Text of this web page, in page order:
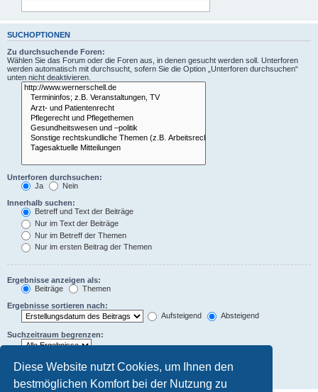
Diese Website nutzt Cookies, um Ihnen den
bestmöglichen Komfort bei der Nutzung zu
SUCHOPTIONEN
Zu durchsuchende Foren:
Wählen Sie das Forum oder die Foren aus, in denen gesucht werden soll. Unterforen
werden automatisch mit durchsucht, sofern Sie die Option „Unterforen durchsuchen“
unten nicht deaktivieren.
Unterforen durchsuchen:
Ja
Nein
Innerhalb suchen:
Betreff und Text der Beiträge
Nur im Text der Beiträge
Nur im Betreff der Themen
Nur im ersten Beitrag der Themen
Ergebnisse anzeigen als:
Beiträge
Themen
Ergebnisse sortieren nach:
Aufsteigend
Absteigend
Suchzeitraum begrenzen:
Die ersten:
Zeichen der Beiträge anzeigen